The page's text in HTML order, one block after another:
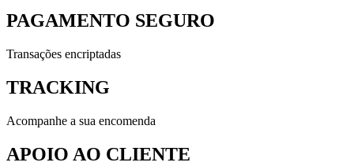
PAGAMENTO SEGURO
Transações encriptadas
TRACKING
Acompanhe a sua encomenda
APOIO AO CLIENTE